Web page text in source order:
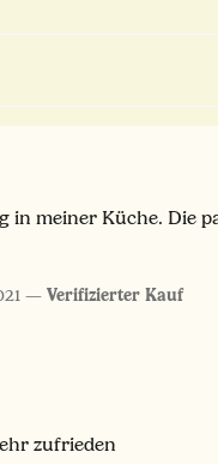
in meiner Küche. Die
Verifizierter Kauf
zufrieden